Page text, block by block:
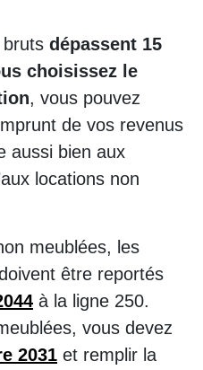
bruts dépassent 15
choisissez le
, vous pouvez
de vos revenus
aussi bien aux
locations non
meublées, les
être reportés
à la ligne 250.
vous devez
2031 et remplir la